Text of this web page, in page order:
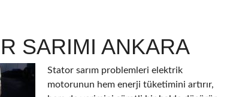
SARIMI ANKARA
Stator sarım problemleri elektrik
motorunun hem enerji tüketimini artırır,